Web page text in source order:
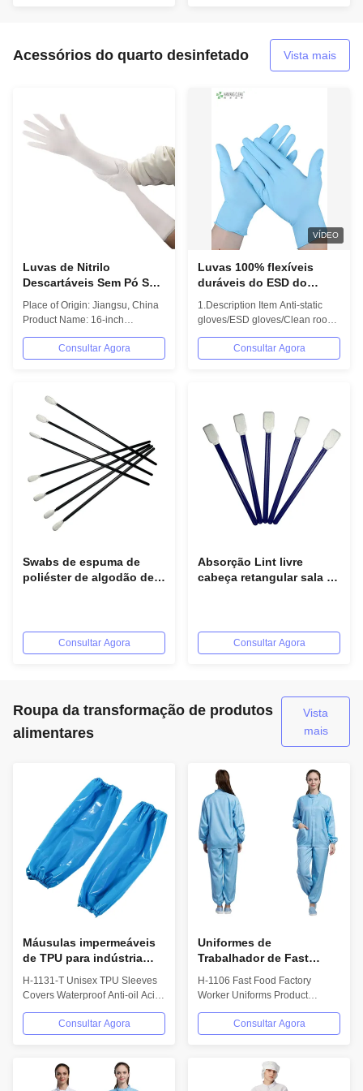
Acessórios do quarto desinfetado Vista mais
Luvas de Nitrilo
Descartáveis Sem Pó Sem
Industrial Azul / Rosa
Aprovadas pela FDA
Proteção de Barreira
Place of Origin: Jiangsu, China
Product Name: 16-inch
Cleanroom Nitrile Gloves
Model: H-6001...
Consultar Agora
VÍDEO
Luvas 100% flexíveis
duráveis do ESD do
sala de limpeza
1.Description Item Anti-static
gloves/ESD gloves/Clean room
gloves Model No. H-6001
Material 100%...
Consultar Agora
Swabs de espuma de
poliéster de algodão de
industrialConsultar Agora
Absorção Lint livre
cabeça retangular sala de
Consultar Agora
Roupa da transformação de produtos
alimentares
Vista
mais
Máusulas impermeáveis
de TPU para indústria
H-1131-T Unisex TPU Sleeves
Covers Waterproof Anti-oil Acid
Proof Low Temp Resistant for
Consultar Agora
Uniformes de
Trabalhador de Fast
Poeira Unissex
H-1106 Fast Food Factory
Worker Uniforms Product
Overview Breathable,
lightweight safety clothing...
Consultar Agora